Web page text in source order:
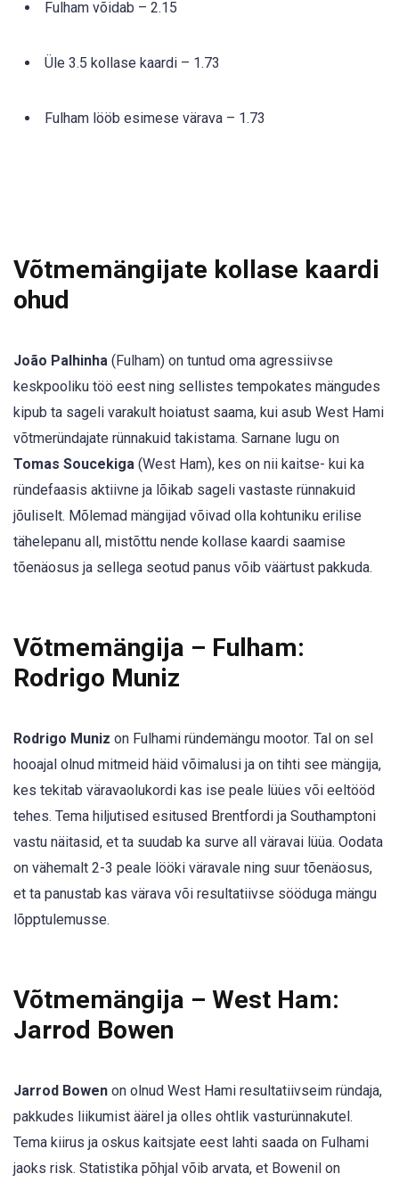
Fulham võidab – 2.15
Üle 3.5 kollase kaardi – 1.73
Fulham lööb esimese värava – 1.73
Võtmemängijate kollase kaardi
ohud
João Palhinha (Fulham) on tuntud oma agressiivse
keskpooliku töö eest ning sellistes tempokates mängudes
kipub ta sageli varakult hoiatust saama, kui asub West Hami
võtmeründajate rünnakuid takistama. Sarnane lugu on
Tomas Soucekiga (West Ham), kes on nii kaitse- kui ka
ründefaasis aktiivne ja lõikab sageli vastaste rünnakuid
jõuliselt. Mõlemad mängijad võivad olla kohtuniku erilise
tähelepanu all, mistõttu nende kollase kaardi saamise
tõenäosus ja sellega seotud panus võib väärtust pakkuda.
Võtmemängija – Fulham:
Rodrigo Muniz
Rodrigo Muniz on Fulhami ründemängu mootor. Tal on sel
hooajal olnud mitmeid häid võimalusi ja on tihti see mängija,
kes tekitab väravaolukordi kas ise peale lüües või eeltööd
tehes. Tema hiljutised esitused Brentfordi ja Southamptoni
vastu näitasid, et ta suudab ka surve all väravai lüüa. Oodata
on vähemalt 2-3 peale lööki väravale ning suur tõenäosus,
et ta panustab kas värava või resultatiivse sööduga mängu
lõpptulemusse.
Võtmemängija – West Ham:
Jarrod Bowen
Jarrod Bowen on olnud West Hami resultatiivseim ründaja,
pakkudes liikumist äärel ja olles ohtlik vasturünnakutel.
Tema kiirus ja oskus kaitsjate eest lahti saada on Fulhami
jaoks risk. Statistika põhjal võib arvata, et Bowenil on